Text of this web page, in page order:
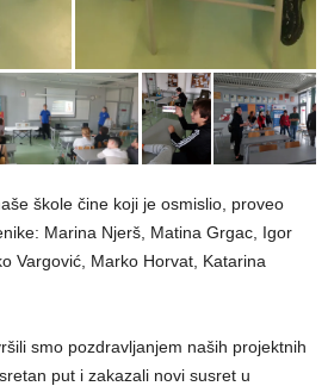
škole čine koji je osmislio, proveo
Marina Njerš, Matina Grgac, Igor
Vargović, Marko Horvat, Katarina
smo pozdravljanjem naših projektnih
put i zakazali novi susret u